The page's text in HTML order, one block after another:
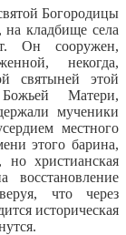
Богородицы
кладбище села
Он сооружен,
некогда,
святыней этой
Матери,
мученики
местного
этого барина,
но христианская
что через
историческая